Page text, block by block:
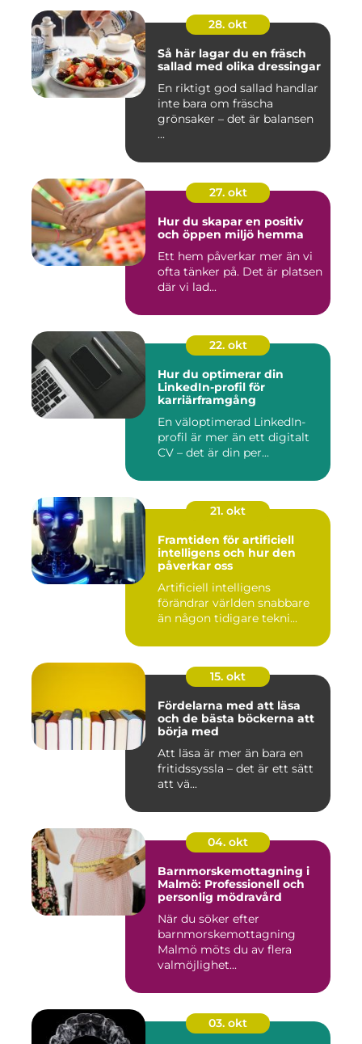
28. okt
Så här lagar du en fräsch
sallad med olika dressingar
En riktigt god sallad handlar
inte bara om fräscha
grönsaker – det är balansen
...
27. okt
Hur du skapar en positiv
och öppen miljö hemma
Ett hem påverkar mer än vi
ofta tänker på. Det är platsen
där vi lad...
22. okt
Hur du optimerar din
LinkedIn-profil för
karriärframgång
En väloptimerad LinkedIn-
profil är mer än ett digitalt
CV – det är din per...
21. okt
Framtiden för artificiell
intelligens och hur den
påverkar oss
Artificiell intelligens
förändrar världen snabbare
än någon tidigare tekni...
15. okt
Fördelarna med att läsa
och de bästa böckerna att
börja med
Att läsa är mer än bara en
fritidssyssla – det är ett sätt
att vä...
04. okt
Barnmorskemottagning i
Malmö: Professionell och
personlig mödravård
När du söker efter
barnmorskemottagning
Malmö möts du av flera
valmöjlighet...
03. okt